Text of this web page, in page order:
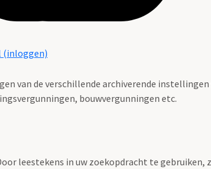
(inloggen)
van de verschillende archiverende
bouwvergunningen etc.
leestekens in uw zoekopdracht te gebruiken,